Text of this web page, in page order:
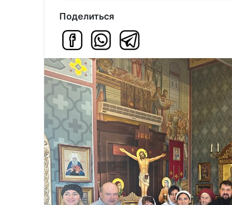
Поделиться